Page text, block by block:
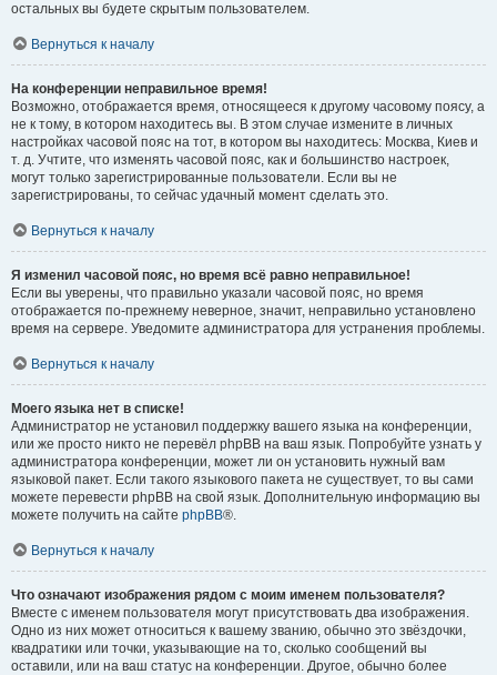
остальных вы будете скрытым пользователем.
Вернуться к началу
На конференции неправильное время!
Возможно, отображается время, относящееся к другому часовому поясу, а
не к тому, в котором находитесь вы. В этом случае измените в личных
настройках часовой пояс на тот, в котором вы находитесь: Москва, Киев и
т. д. Учтите, что изменять часовой пояс, как и большинство настроек,
могут только зарегистрированные пользователи. Если вы не
зарегистрированы, то сейчас удачный момент сделать это.
Вернуться к началу
Я изменил часовой пояс, но время всё равно неправильное!
Если вы уверены, что правильно указали часовой пояс, но время
отображается по-прежнему неверное, значит, неправильно установлено
время на сервере. Уведомите администратора для устранения проблемы.
Вернуться к началу
Моего языка нет в списке!
Администратор не установил поддержку вашего языка на конференции,
или же просто никто не перевёл phpBB на ваш язык. Попробуйте узнать у
администратора конференции, может ли он установить нужный вам
языковой пакет. Если такого языкового пакета не существует, то вы сами
можете перевести phpBB на свой язык. Дополнительную информацию вы
можете получить на сайте phpBB®.
Вернуться к началу
Что означают изображения рядом с моим именем пользователя?
Вместе с именем пользователя могут присутствовать два изображения.
Одно из них может относиться к вашему званию, обычно это звёздочки,
квадратики или точки, указывающие на то, сколько сообщений вы
оставили, или на ваш статус на конференции. Другое, обычно более